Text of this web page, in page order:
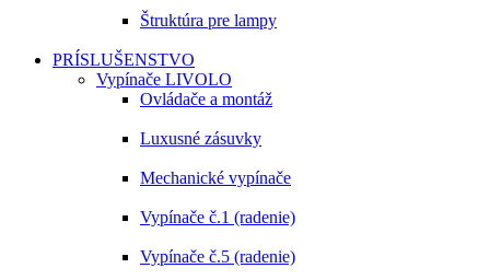
Štruktúra pre lampy
PRÍSLUŠENSTVO
Vypínače LIVOLO
Ovládače a montáž
Luxusné zásuvky
Mechanické vypínače
Vypínače č.1 (radenie)
Vypínače č.5 (radenie)